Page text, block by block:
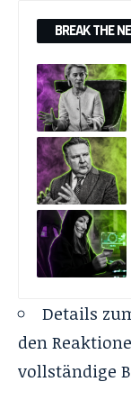
BREAK THE
Details
den
vollständige